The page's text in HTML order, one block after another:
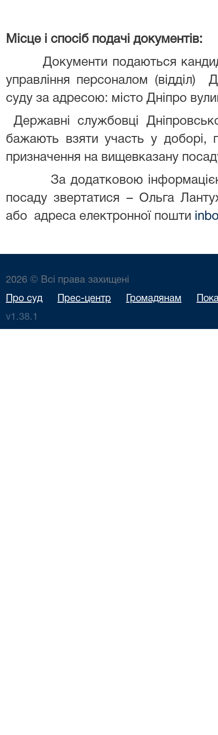
Місце і спосіб подачі документів:
Документи подаються
управління персоналом (відділ)
суду за адресою: місто Дніпро
Державні службовці
бажають взяти участь у
призначення на вищевказану
За додатковою інформацією
посаду звертатися – Ольга
або адреса електронної пошти
2026 © Всі права захищені
Про суд Прес-центр Громадянам
v1.38.1